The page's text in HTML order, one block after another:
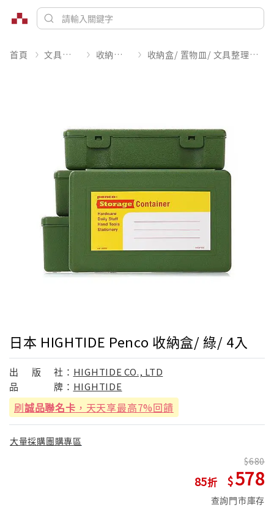
首頁 文具潮藝 收納整理 收納盒/ 置物皿/ 文具整理用品
日本 HIGHTIDE Penco 收納盒/ 綠/ 4入
出 版 社： HIGHTIDE CO., LTD
品
牌： HIGHTIDE
刷誠品聯名卡 ，天天享最高7%回饋
大量採購團購專區
85
680
578
查詢門市庫存